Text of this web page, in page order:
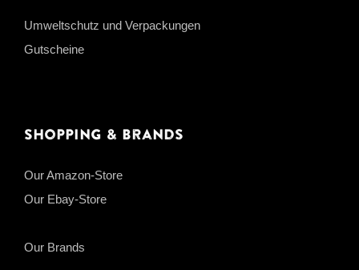
Umweltschutz und Verpackungen
Gutscheine
Shopping & Brands
Our Amazon-Store
Our Ebay-Store
Our Brands